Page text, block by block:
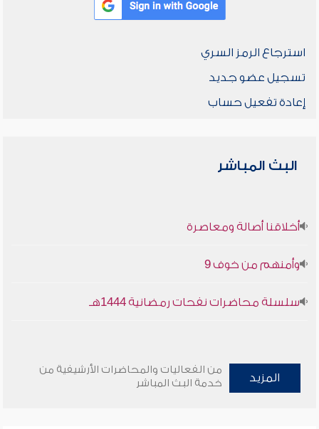
استرجاع الرمز السري
تسجيل عضو جديد
إعادة تفعيل حساب
البث المباشر
أخلاقنا أصالة ومعاصرة
وأمنهم من خوف 9
سلسلة محاضرات نفحات رمضانية 1444هـ
المزيد
من الفعاليات والمحاضرات الأرشيفية من
خدمة البث المباشر